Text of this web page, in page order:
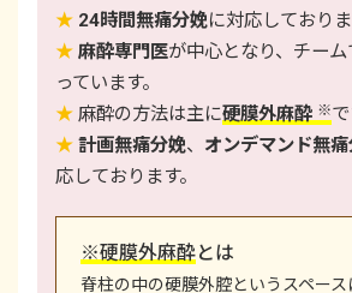
★ 24時間無痛分娩に対応しておりま
★ 麻酔専門医が中心となり、チー
っています。
★ 麻酔の方法は主に硬膜外麻酔 ※で
★ 計画無痛分娩、 オンデマンド無
応しております。
※硬膜外麻酔とは
脊柱の中の硬膜外腔というスペー